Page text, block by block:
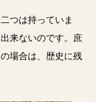
つは持っていま
来ないのです。庶
場合は、歴史に残